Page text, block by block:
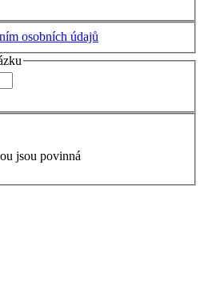
osobních údajů
jsou povinná